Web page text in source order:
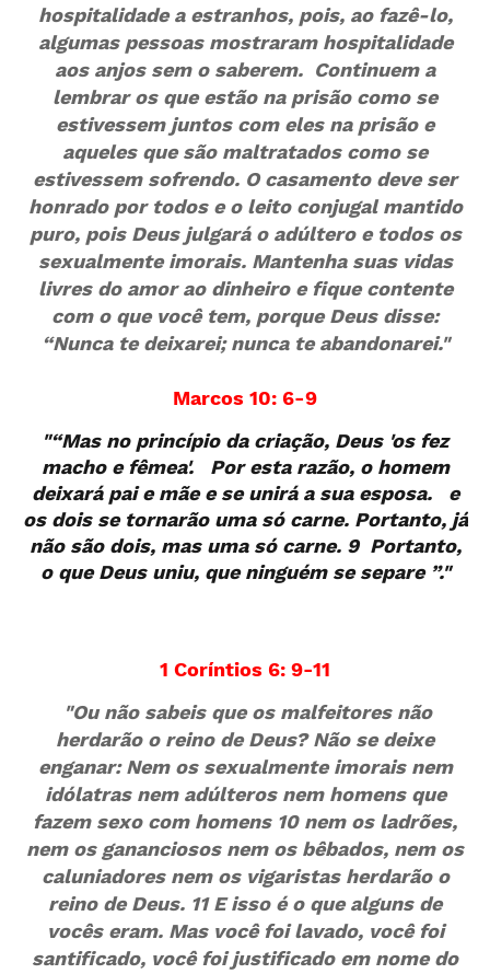
hospitalidade a estranhos, pois, ao fazê-lo,
algumas pessoas mostraram hospitalidade
aos anjos sem o saberem. Continuem a
lembrar os que estão na prisão como se
estivessem juntos com eles na prisão e
aqueles que são maltratados como se
estivessem sofrendo. O casamento deve ser
honrado por todos e o leito conjugal mantido
puro, pois Deus julgará o adúltero e todos os
sexualmente imorais. Mantenha suas vidas
livres do amor ao dinheiro e fique contente
com o que você tem, porque Deus disse:
“Nunca te deixarei; nunca te abandonarei."
Marcos 10: 6-9
"“Mas no princípio da criação, Deus 'os fez
macho e fêmea'. Por esta razão, o homem
deixará pai e mãe e se unirá a sua esposa. e
os dois se tornarão uma só carne. Portanto, já
não são dois, mas uma só carne. 9 Portanto,
o que Deus uniu, que ninguém se separe ”."
1 Coríntios 6: 9-11
"Ou não sabeis que os malfeitores não
herdarão o reino de Deus? Não se deixe
enganar: Nem os sexualmente imorais nem
idólatras nem adúlteros nem homens que
fazem sexo com homens 10 nem os ladrões,
nem os gananciosos nem os bêbados, nem os
caluniadores nem os vigaristas herdarão o
reino de Deus. 11 E isso é o que alguns de
vocês eram. Mas você foi lavado, você foi
santificado, você foi justificado em nome do